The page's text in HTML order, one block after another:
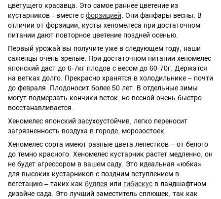
цветущего красавца. Это самое раннее цветение из
кустарников - вместе с форзицией . Они фанфары весны. В
отличии от форзиции, кусты хеномелеса при достаточном
питании дают повторное цветение поздней осенью.
Первый урожай вы получите уже в следующем году, наши
саженцы очень зрелые. При достаточном питании хеномелес
японский даст до 6-7кг плодов с весом до 60-70г. Держатся
на ветках долго. Прекрасно хранятся в холодильнике – почти
до февраля. Плодоносит более 50 лет. В отдельные зимы
могут подмерзать кончики веток, но весной очень быстро
восстанавливается.
Хеномелес японский засухоустойчив, легко переносит
загрязненность воздуха в городе, морозостоек.
Хеномелес сорта имеют разные цвета лепестков – от белого
до темно красного. Хеномелес кустарник растет медленно, он
не будет агрессором в вашем саду. Это идеальная «юбка»
для высоких кустарников с поздним вступлением в
вегетацию – таких как будлея или гибискус в ландшафтном
дизайне сада. Это лучший заместитель сплюшек, так как